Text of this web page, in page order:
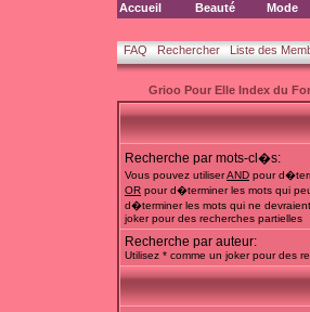
Accueil Beauté Mode
FAQ Rechercher Liste des
Grioo Pour Elle Index du
Recherche par mots-cl�s:
Vous pouvez utiliserAND pour
OR pour d�terminer les mots qui
d�terminer les mots qui ne
joker pour des recherches partielles
Recherche par auteur:
Utilisez * comme un joker pour des